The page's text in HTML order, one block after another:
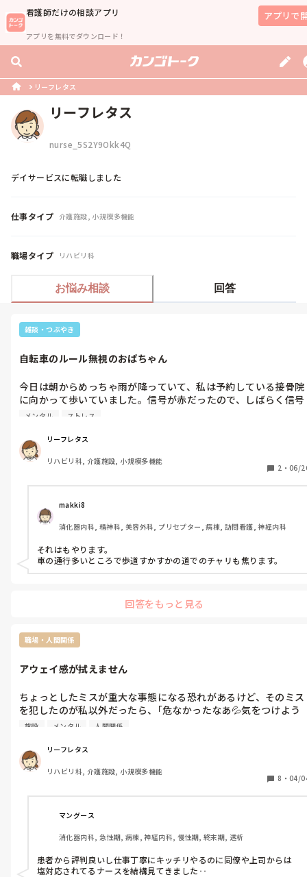
看護師だけの相談アプリ
アプリを無料でダウンロード！
アプリで
リーフレタス
リーフレタス
nurse_5S2Y9Okk4Q
デイサービスに転職しました
仕事タイプ 介護施設, 小規模多機能
職場タイプ リハビリ科
お悩み相談 回答
雑談・つぶやき
自転車のルール無視のおばちゃん
今日は朝からめっちゃ雨が降っていて、私は予約している接骨院
に向かって歩いていました。信号が赤だったので、しばらく信号
待ち、渡ると直ぐに目的地に着く所まで来ていました。
ン‼️って激しい音と共に、おばちゃんが転倒！
おそらく傘差し運転で、緩い坂道を登ってバランスを崩したであ
ろう状態😓
幸い(と言っても違反)、おばちゃんの自転車は、歩道を走って
いたので、車に轢かれるリスクは回避されてましたが、自転車が
歩道のど真ん中に倒され、おばちゃんは少し離れた所でうつ伏せ
状態💦
一瞬、どっちから起こそ？ってなったけど、明らかに邪魔な自
おばちゃんは？って振り返ったら、自力で立てていました。大
丈夫ですか？って声をかけると、やや興奮気味で、たまたまそこ
おばちゃんも無事で良かったです😰まあ、私には何の一言も無く
て、ちょっとモヤッとはしましたけどね。
メンタル ストレス
リーフレタス
リハビリ科, 介護施設, 小規模多機能
2 ・ 06/
makki8
消化器内科, 精神科, 美容外科, プリセプター, 病棟, 訪問看護, 神経内科
それはもやります。
車の通行多いところで歩道すかすかの道でのチャリも焦ります。
回答をもっと見る
職場・人間関係
アウェイ感が拭えません
ちょっとしたミスが重大な事態になる恐れがあるけど、そのミス
を犯したのが私以外だったら、｢危なかったなあ💦気をつけよう
ね😅」等、スタッフ同士が笑顔で声を掛け合っているけど
から、気を付けて下さいね‼️」って、きつい口調で叱咤されます
💦
まあ、私のミスだし、仕方がないとは思うけど、日常的な会話で
お客様との関係は、わりと円滑だし、｢ずっと続けてな❗辞めんと
いてな💦」ってよく言われますが、スタッフの中ではなんだか孤
デイサービスに勤め始めて一年経ちますが、これから先もやって
いく自信がありません🥺
もう辞めよかな？
施設 メンタル 人間関係
リーフレタス
リハビリ科, 介護施設, 小規模多機能
8 ・ 04/
マングース
消化器内科, 急性期, 病棟, 神経内科, 慢性期, 終末期, 透析
患者から評判良いし仕事丁寧にキッチリやるのに同僚や上司からは
塩対応されてるナースを結構見てきました‥